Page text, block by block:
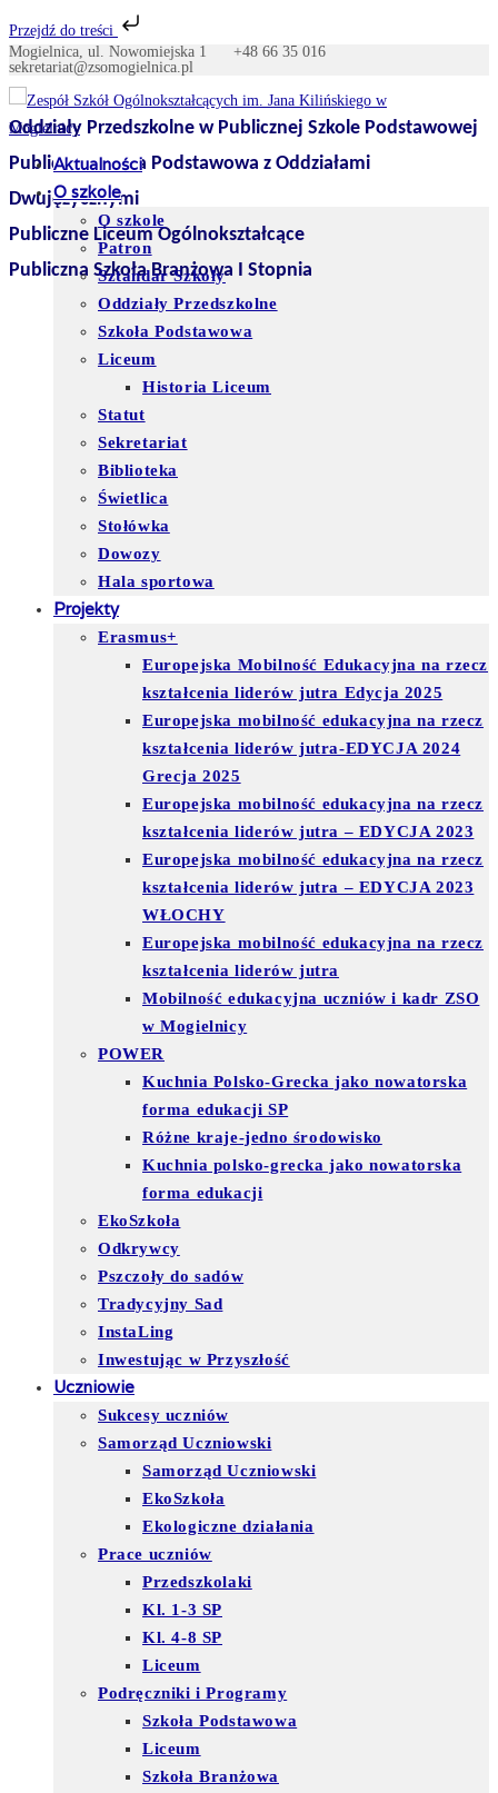
Przejdź do treści
Skip
to
content
Mogielnica, ul. Nowomiejska 1 +48 66 35 016
sekretariat@zsomogielnica.pl
Oddziały Przedszkolne w Publicznej Szkole Podstawowej
Publiczna Szkoła Podstawowa z Oddziałami
Dwujęzycznymi
Publiczne Liceum Ogólnokształcące
Publiczna Szkoła Branżowa I Stopnia
Aktualności
O szkole
O szkole
Patron
Sztandar Szkoły
Oddziały Przedszkolne
Szkoła Podstawowa
Liceum
Historia Liceum
Statut
Sekretariat
Biblioteka
Świetlica
Stołówka
Dowozy
Hala sportowa
Projekty
Erasmus+
Europejska Mobilność Edukacyjna na rzecz
kształcenia liderów jutra Edycja 2025
Europejska mobilność edukacyjna na rzecz
kształcenia liderów jutra-EDYCJA 2024
Grecja 2025
Europejska mobilność edukacyjna na rzecz
kształcenia liderów jutra – EDYCJA 2023
Europejska mobilność edukacyjna na rzecz
kształcenia liderów jutra – EDYCJA 2023
WŁOCHY
Europejska mobilność edukacyjna na rzecz
kształcenia liderów jutra
Mobilność edukacyjna uczniów i kadr ZSO
w Mogielnicy
POWER
Kuchnia Polsko-Grecka jako nowatorska
forma edukacji SP
Różne kraje-jedno środowisko
Kuchnia polsko-grecka jako nowatorska
forma edukacji
EkoSzkoła
Odkrywcy
Pszczoły do sadów
Tradycyjny Sad
InstaLing
Inwestując w Przyszłość
Uczniowie
Sukcesy uczniów
Samorząd Uczniowski
Samorząd Uczniowski
EkoSzkoła
Ekologiczne działania
Prace uczniów
Przedszkolaki
Kl. 1-3 SP
Kl. 4-8 SP
Liceum
Podręczniki i Programy
Szkoła Podstawowa
Liceum
Szkoła Branżowa